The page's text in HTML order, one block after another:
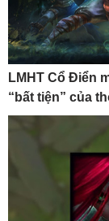
LMHT Cổ Điển
“bất tiện” của